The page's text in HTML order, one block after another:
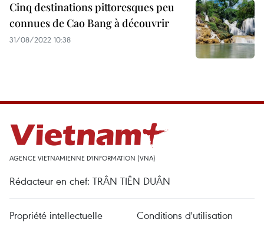
Cinq destinations pittoresques peu
connues de Cao Bang à découvrir
31/08/2022 10:38
AGENCE VIETNAMIENNE D'INFORMATION (VNA)
Rédacteur en chef: TRÂN TIÊN DUÂN
Propriété intellectuelle
Conditions d'utilisation